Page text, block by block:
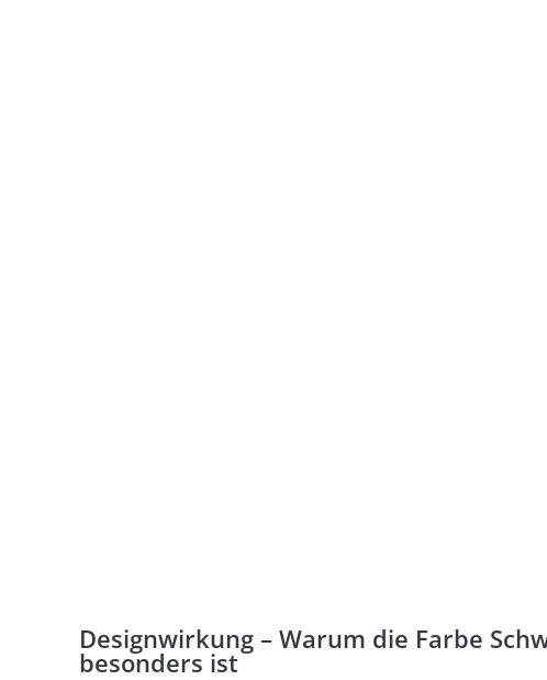
Designwirkung – Warum die Farbe
besonders ist